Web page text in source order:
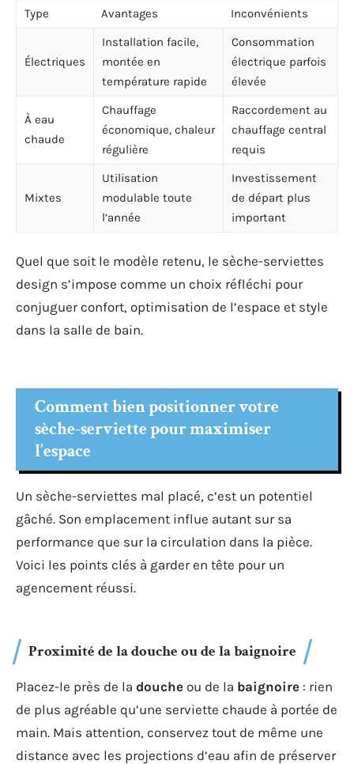
Type Avantages Inconvénients
Électriques
Installation facile,
montée en
température rapide
Consommation
électrique parfois
élevée
À eau
chaude
Chauffage
économique, chaleur
régulière
Raccordement au
chauffage central
requis
Mixtes
Utilisation
modulable toute
l’année
Investissement
de départ plus
important
Quel que soit le modèle retenu, le sèche-serviettes
design s’impose comme un choix réfléchi pour
conjuguer confort, optimisation de l’espace et style
dans la salle de bain.
Comment bien positionner votre
sèche-serviette pour maximiser
l’espace
Un sèche-serviettes mal placé, c’est un potentiel
gâché. Son emplacement influe autant sur sa
performance que sur la circulation dans la pièce.
Voici les points clés à garder en tête pour un
agencement réussi.
Proximité de la douche ou de la baignoire
Placez-le près de la douche ou de la baignoire : rien
de plus agréable qu’une serviette chaude à portée de
main. Mais attention, conservez tout de même une
distance avec les projections d’eau afin de préserver